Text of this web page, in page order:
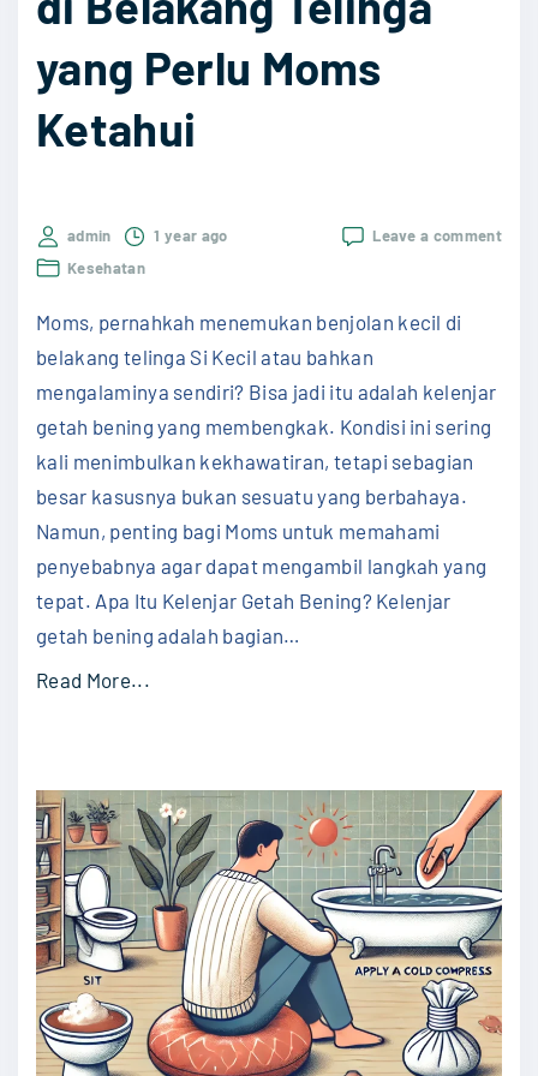
j
u
r
k
T
a
k
L
a
n
g
s
u
n
g
M
a
n
B
e
r
a
t
?
"
yang Perlu Moms
Ketahui
Leave a commenton
admin
1 year ago
Kesehatan
Moms, pernahkah menemukan benjolan kecil di
belakang telinga Si Kecil atau bahkan
mengalaminya sendiri? Bisa jadi itu adalah kelenjar
getah bening yang membengkak. Kondisi ini sering
kali menimbulkan kekhawatiran, tetapi sebagian
besar kasusnya bukan sesuatu yang berbahaya.
Namun, penting bagi Moms untuk memahami
penyebabnya agar dapat mengambil langkah yang
tepat. Apa Itu Kelenjar Getah Bening? Kelenjar
getah bening adalah bagian…
Read More..."
y
e
b
a
b
P
e
m